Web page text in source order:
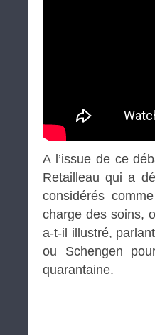
A l’issue de ce
Retailleau qui a
considérés
charge des soins,
a-t-il illustré,
ou Schengen
quarantaine.